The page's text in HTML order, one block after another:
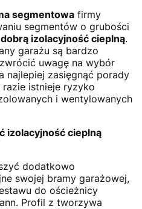
segmentowa firmy
segmentów o grubości
izolacyjność cieplną.
garażu są bardzo
uwagę na wybór
najlepiej zasięgnąć porady
istnieje ryzyko
i wentylowanych
izolacyjność cieplną
dodatkowo
swojej bramy garażowej,
do ościeżnicy
Profil z tworzywa